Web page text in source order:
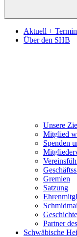
Aktuell +
Über den SHB
Unsere
Mitglied
Spenden
Gremien
Satzung
Partner
Schwäbische